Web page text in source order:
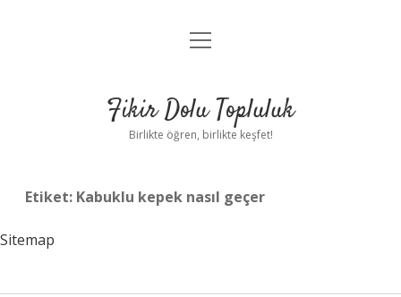
Anasayfa
Yasal Uyarı
menüyü
Fikir Dolu Topluluk
Birlikte öğren, birlikte keşfet!
Etiket: Kabuklu kepek nasıl geçer
Sitemap